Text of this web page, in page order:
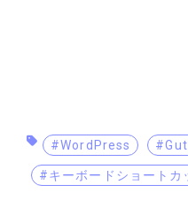
#WordPress
#キーボードショートカ